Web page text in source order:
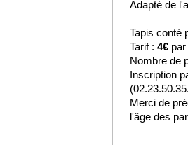
Adapté de
Tapis conté
Tarif : 4€
Nombre de
Inscription
Merci de
l'âge des